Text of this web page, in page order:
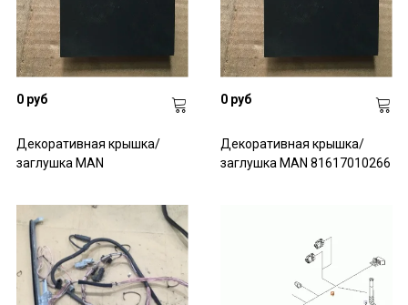
0 руб
Декоративная крышка/
заглушка MAN
0 руб
Декоративная крышка/
заглушка MAN 81617010266